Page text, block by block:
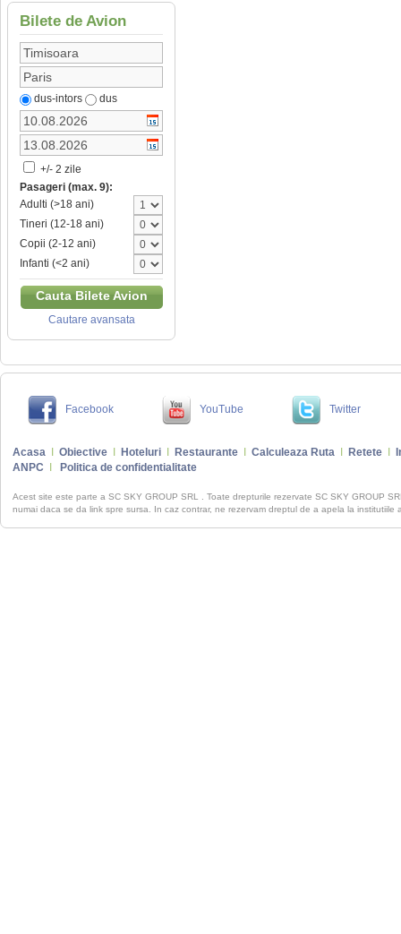
Bilete de Avion
dus-intors dus
+/- 2 zile
Pasageri (max. 9):
Adulti (>18 ani)
Tineri (12-18 ani)
Copii (2-12 ani)
Infanti (<2 ani)
Cauta Bilete Avion
Cautare avansata
Facebook YouTube Twitter
Acasa Obiective Hoteluri Restaurante Calculeaza Ruta Retete
ANPC
Politica de confidentialitate
Acest site este parte a SC SKY GROUP SRL . Toate drepturile rezervate SC SKY GROUP
numai daca se da link spre sursa. In caz contrar, ne rezervam dreptul de a apela la institutiile